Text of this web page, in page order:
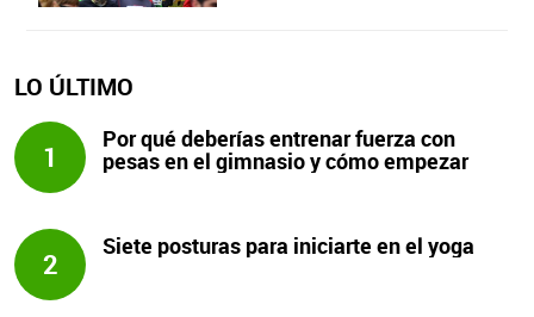
LO ÚLTIMO
1
Por qué deberías entrenar fuerza con
pesas en el gimnasio y cómo empezar
2
Siete posturas para iniciarte en el yoga